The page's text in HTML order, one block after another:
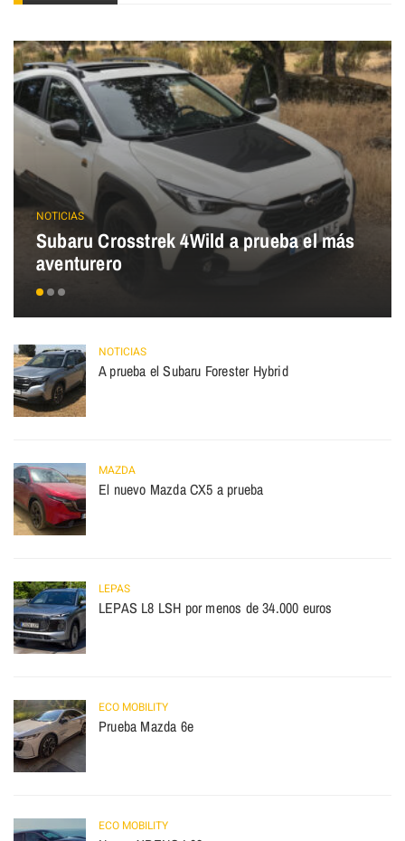
NOTICIAS
Subaru Crosstrek 4Wild a prueba el más
aventurero
NOTICIAS
A prueba el Subaru Forester Hybrid
MAZDA
El nuevo Mazda CX5 a prueba
LEPAS
LEPAS L8 LSH por menos de 34.000 euros
ECO MOBILITY
Prueba Mazda 6e
ECO MOBILITY